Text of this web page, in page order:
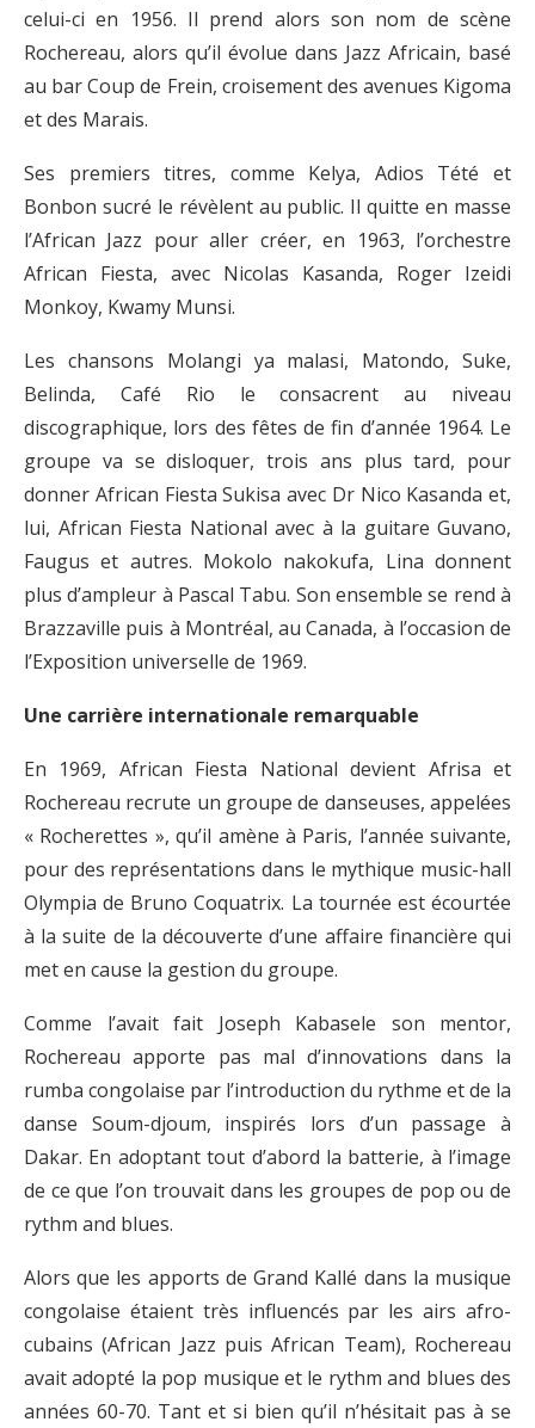
celui-ci en 1956. Il prend alors son nom de scène
Rochereau, alors qu’il évolue dans Jazz Africain, basé
au bar Coup de Frein, croisement des avenues Kigoma
et des Marais.
Ses premiers titres, comme Kelya, Adios Tété et
Bonbon sucré le révèlent au public. Il quitte en masse
l’African Jazz pour aller créer, en 1963, l’orchestre
African Fiesta, avec Nicolas Kasanda, Roger Izeidi
Monkoy, Kwamy Munsi.
Les chansons Molangi ya malasi, Matondo, Suke,
Belinda, Café Rio le consacrent au niveau
discographique, lors des fêtes de fin d’année 1964. Le
groupe va se disloquer, trois ans plus tard, pour
donner African Fiesta Sukisa avec Dr Nico Kasanda et,
lui, African Fiesta National avec à la guitare Guvano,
Faugus et autres. Mokolo nakokufa, Lina donnent
plus d’ampleur à Pascal Tabu. Son ensemble se rend à
Brazzaville puis à Montréal, au Canada, à l’occasion de
l’Exposition universelle de 1969.
Une carrière internationale remarquable
En 1969, African Fiesta National devient Afrisa et
Rochereau recrute un groupe de danseuses, appelées
« Rocherettes », qu’il amène à Paris, l’année suivante,
pour des représentations dans le mythique music-hall
Olympia de Bruno Coquatrix. La tournée est écourtée
à la suite de la découverte d’une affaire financière qui
met en cause la gestion du groupe.
Comme l’avait fait Joseph Kabasele son mentor,
Rochereau apporte pas mal d’innovations dans la
rumba congolaise par l’introduction du rythme et de la
danse Soum-djoum, inspirés lors d’un passage à
Dakar. En adoptant tout d’abord la batterie, à l’image
de ce que l’on trouvait dans les groupes de pop ou de
rythm and blues.
Alors que les apports de Grand Kallé dans la musique
congolaise étaient très influencés par les airs afro-
cubains (African Jazz puis African Team), Rochereau
avait adopté la pop musique et le rythm and blues des
années 60-70. Tant et si bien qu’il n’hésitait pas à se